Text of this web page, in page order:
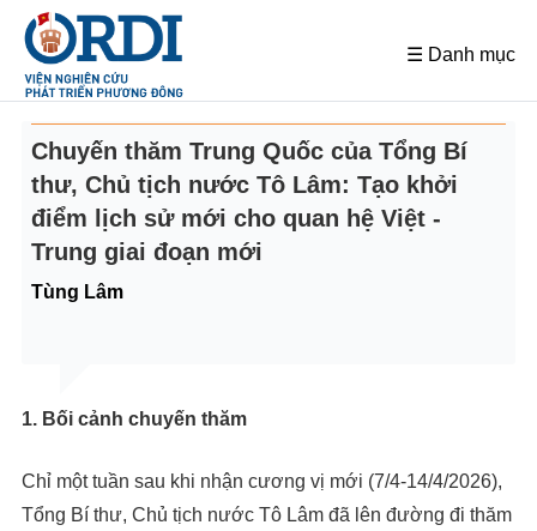
☰ Danh mục
Chuyến thăm Trung Quốc của Tổng Bí
thư, Chủ tịch nước Tô Lâm: Tạo khởi
điểm lịch sử mới cho quan hệ Việt -
Trung giai đoạn mới
Tùng Lâm
1. Bối cảnh chuyến thăm
Chỉ một tuần sau khi nhận cương vị mới (7/4-14/4/2026),
Tổng Bí thư, Chủ tịch nước Tô Lâm đã lên đường đi thăm